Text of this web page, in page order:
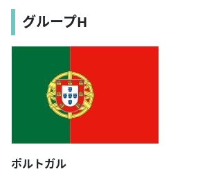
グループH
ポルトガル